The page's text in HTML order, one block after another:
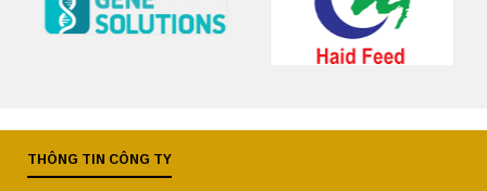
THÔNG TIN CÔNG TY